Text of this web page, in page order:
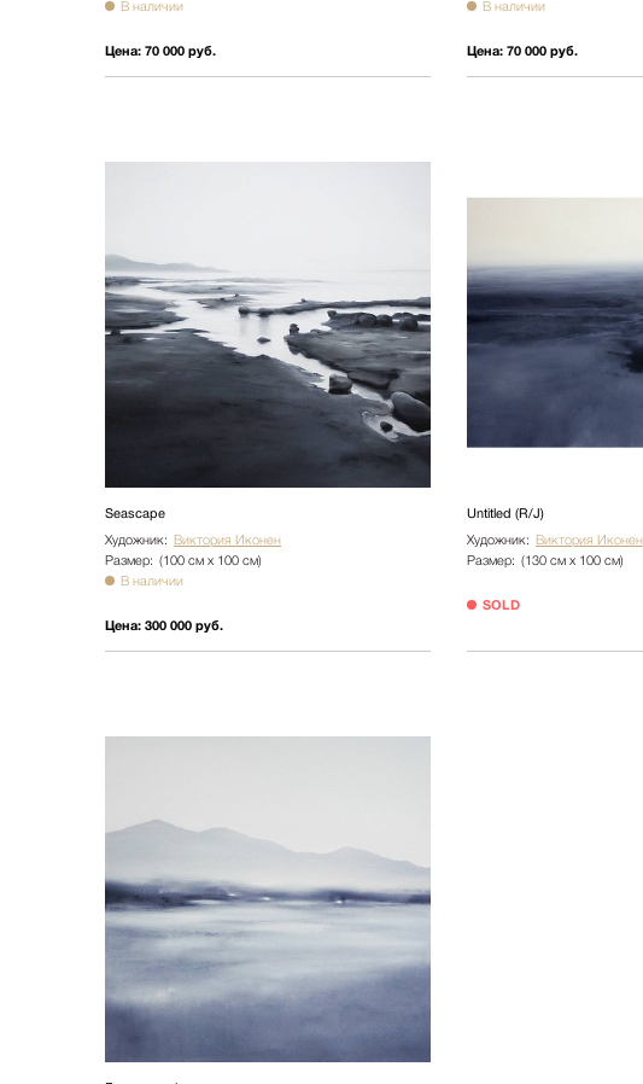
В наличии
Цена: 70 000 руб.
В наличии
Цена: 70 000 руб.
Seascape
Художник: Виктория Иконен
Размер: (100 см х 100 см)
В наличии
Цена: 300 000 руб.
Untitled (R/J)
Художник: Виктория Иконен
Размер: (130 см х 100 см)
SOLD